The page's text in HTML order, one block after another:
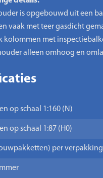
is opgebouwd uit een
vaak met teer gasdicht
kolommen met
alleen omhoog en
op schaal 1:160 (N)
op schaal 1:87 (H0)
per verpakking